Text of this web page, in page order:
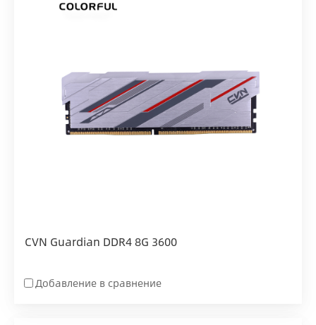
CVN Guardian DDR4 8G 3600
Добавление в сравнение